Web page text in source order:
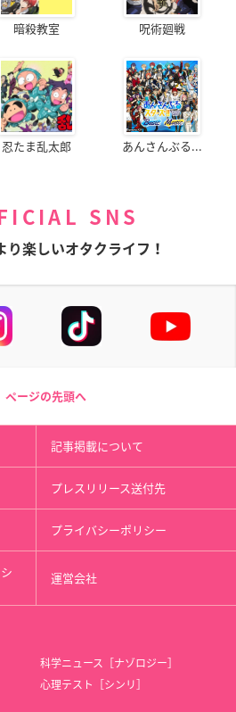
暗殺教室 呪術廻戦
忍たま乱太郎 あんさんぶる...
SNS
り楽しいオタクライフ！
ページの先頭へ
記事掲載について
プレスリリース送付先
プライバシーポリシー
運営会社
科学ニュース［ナゾロジー］
心理テスト［シンリ］